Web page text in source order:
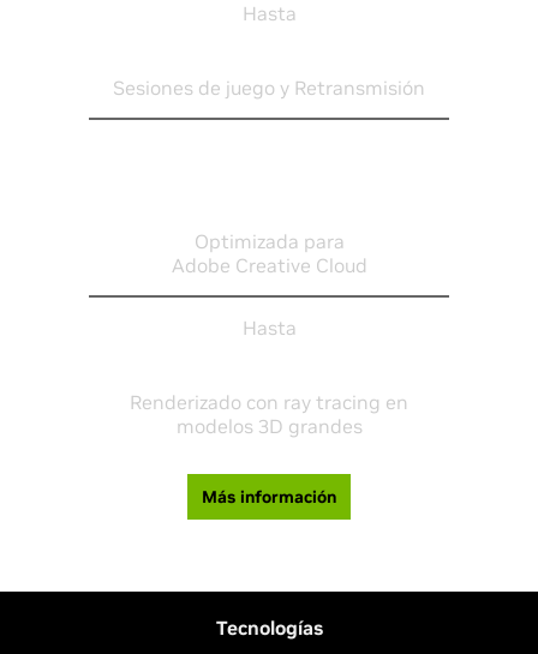
Hasta
Sesiones de juego y Retransmisión
Optimizada para
Adobe Creative Cloud
Hasta
Renderizado con ray tracing en
modelos 3D grandes
Más información
Tecnologías